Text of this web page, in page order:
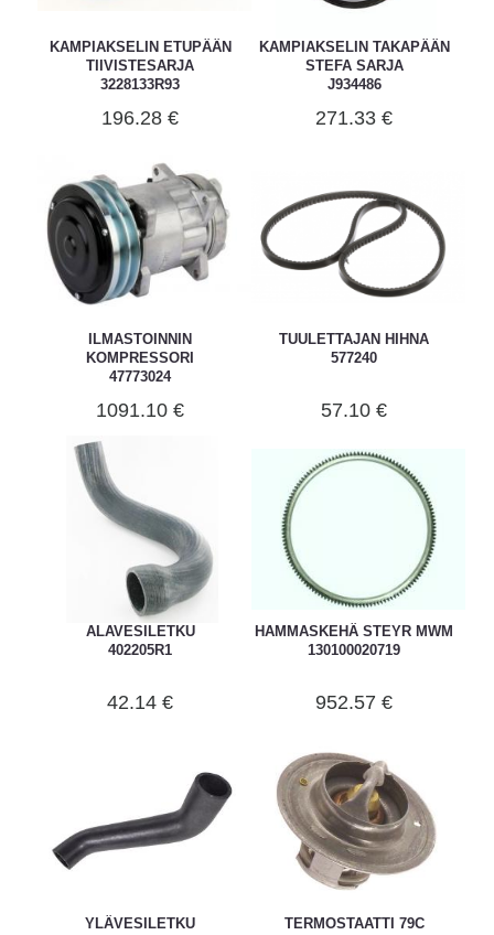
KAMPIAKSELIN ETUPÄÄN
TIIVISTESARJA
3228133R93
196.28 €
KAMPIAKSELIN TAKAPÄÄN
STEFA SARJA
J934486
271.33 €
ILMASTOINNIN
KOMPRESSORI
47773024
1091.10 €
TUULETTAJAN HIHNA
577240
57.10 €
ALAVESILETKU
402205R1
42.14 €
HAMMASKEHÄ STEYR MWM
130100020719
952.57 €
YLÄVESILETKU TERMOSTAATTI 79C